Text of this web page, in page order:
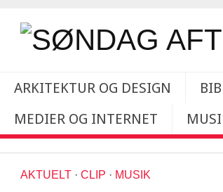
ARKITEKTUR OG DESIGN
MEDIER OG INTERNET
AKTUELT · CLIP · MUSIK